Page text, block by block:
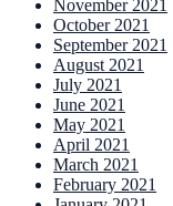
November 2021
October 2021
September 2021
August 2021
July 2021
June 2021
May 2021
April 2021
March 2021
February 2021